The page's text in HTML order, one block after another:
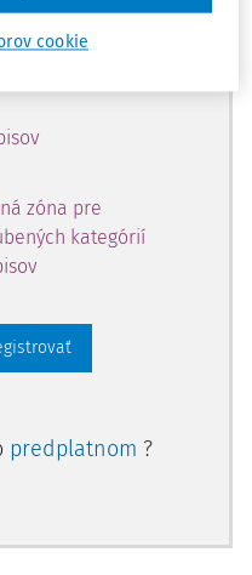
prístup aj k
zóna pre
kategórií
predplatnom ?
cookie